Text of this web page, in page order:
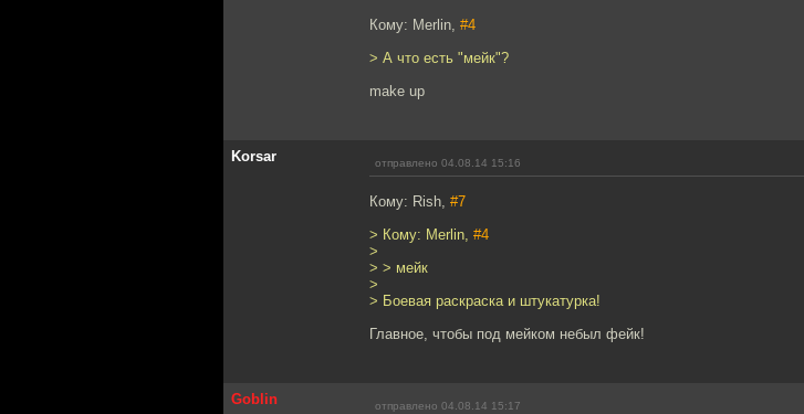
Кому: Merlin, #4
> А что есть "мейк"?
make up
Korsar отправлено 04.08.14 15:16
Кому: Rish, #7
> Кому: Merlin, #4
>
> > мейк
>
> Боевая раскраска и штукатурка!
Главное, чтобы под мейком небыл фейк!
Goblin отправлено 04.08.14 15:17